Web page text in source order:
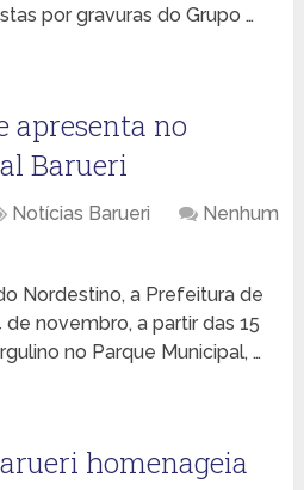
por gravuras do Grupo …
apresenta no
Barueri
Notícias Barueri
Nenhum
Nordestino, a Prefeitura de
de novembro, a partir das 15
no Parque Municipal, …
homenageia